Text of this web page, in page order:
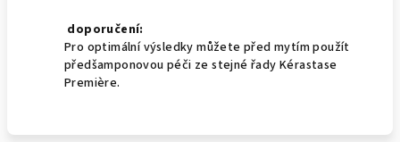
doporučení:
Pro optimální výsledky můžete před mytím použít
předšamponovou péči ze stejné řady Kérastase
Première.